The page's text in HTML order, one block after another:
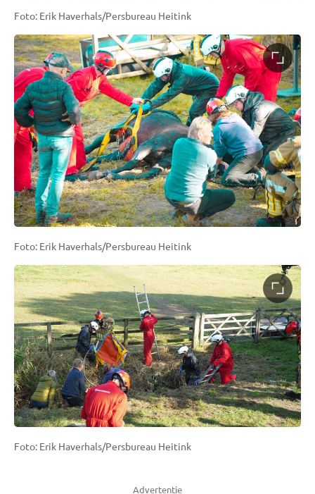
Foto: Erik Haverhals/Persbureau Heitink
Foto: Erik Haverhals/Persbureau Heitink
Foto: Erik Haverhals/Persbureau Heitink
Advertentie